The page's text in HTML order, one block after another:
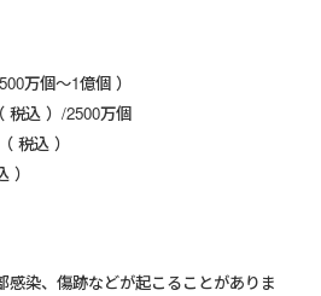
万個～1億個 ）
税込 ）/2500万個
税込 ）
）
感染、傷跡などが起こることがありま